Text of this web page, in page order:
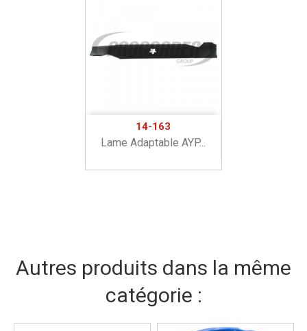
14-163
Lame Adaptable AYP...
Autres produits dans la même
catégorie :